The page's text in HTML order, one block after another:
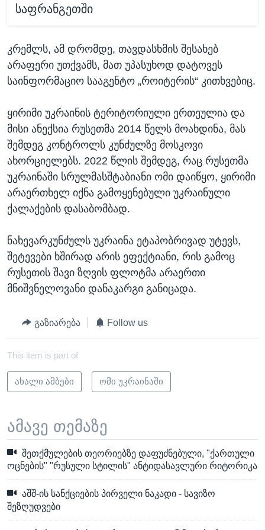
საფრანგეთში
კრემლს, ამ დრომდე, თავდასხმის შესახებ
არაფერი უთქვამს, მათ უპასუხოდ დატოვეს
საინფორმაციო სააგენტო „როიტერის“ კითხვებიც.
ყირიმი უკრაინის ტერიტორიული ერთეულია და
მისი ანექსია რუსეთმა 2014 წელს მოახდინა, მას
შემდეგ კონტროლს კუნძულზე მოსკოვი
ახორციელებს. 2022 წლის შემდეგ, რაც რუსეთმა
უკრაინაში სრულმასშტაბიანი ომი დაიწყო, ყირიმი
არაერთხელ იქნა გამოყენებული უკრაინული
ქალაქების დასაბომბად.
ნახევარკუნძულს უკრაინა ეტაპობრივად უტევს,
შეტევები ხშირად არის ეფექტიანი, რის გამოც
რუსეთის შავი ზღვის ფლოტმა არაერთი
მნიშვნელოვანი დანაკარგი განიცადა.
გაზიარება Follow us
This item is part of
ახალი ამბები ომი უკრაინაში
ამავე თემაზე
შეთქმულების თეორიებზე დაფუძნებული, "ქართული
ოცნების" "რუსული სტილის" ანტიდასავლური რიტორიკა
აშშ-ის სანქციების პირველი ნაკადი - სავიზო
შეზღუდვები